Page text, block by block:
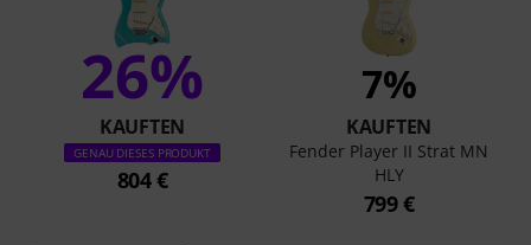
26%
KAUFTEN
GENAU DIESES PRODUKT
804 €
7%
KAUFTEN
Fender Player II Strat MN
HLY
799 €